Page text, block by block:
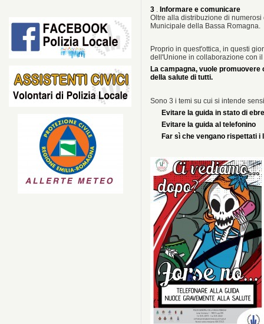
3
Informare e comunicare
Oltre alla distribuzione di
Municipale della Bassa Romagna.
Proprio in quest'ottica, in questi
dell'Unione in collaborazione con
La campagna, vuole
della salute di tutti.
Sono 3 i temi su cui si intende
Evitare la guida in stato di
Evitare la guida al telefonino
Far sì che vengano rispettati i